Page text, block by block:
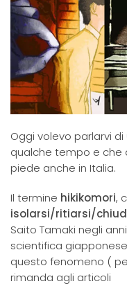
Oggi volevo parlarvi
qualche tempo e
piede anche in Italia.
Il termine hikikomori,
isolarsi/ritiarsi/
Saito Tamaki negli
scientifica
questo fenomeno (
rimanda agli articoli